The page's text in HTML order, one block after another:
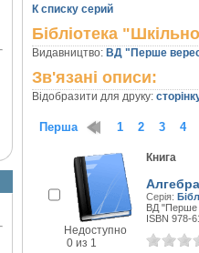
К списку серий
Бібліотека
Видавництво: ВД "Перше
Зв'язані описи:
Відобразити для друку:
Перша 1 2 3 4
Недоступно
0 из 1
Книга
Серія:
ВД "Перше
ISBN 978-